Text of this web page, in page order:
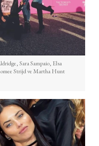
Sara Sampaio, Elsa
Strijd ve Martha Hunt